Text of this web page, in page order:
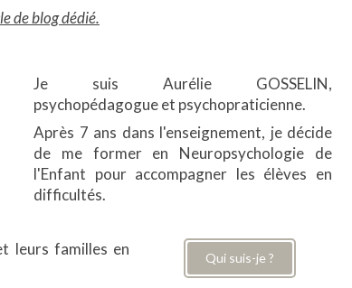
de blog dédié.
Je suis Aurélie GOSSELIN,
psychopédagogue et psychopraticienne.
Après 7 ans dans l'enseignement, je décide
de me former en Neuropsychologie de
l'Enfant pour accompagner les élèves en
difficultés.
leurs familles en
Qui suis-je ?